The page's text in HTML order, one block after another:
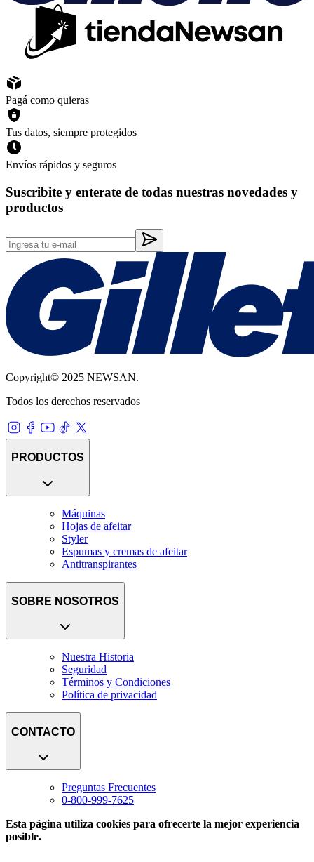
Pagá como quieras
Tus datos, siempre protegidos
Envíos rápidos y seguros
Suscribite y enterate de todas nuestras novedades y
productos
Copyright© 2025 NEWSAN.
Todos los derechos reservados
PRODUCTOS
Máquinas
Hojas de afeitar
Styler
Espumas y cremas de afeitar
Antitranspirantes
SOBRE NOSOTROS
Nuestra Historia
Seguridad
Términos y Condiciones
Política de privacidad
CONTACTO
Preguntas Frecuentes
0-800-999-7625
Esta página utiliza cookies para ofrecerte la mejor experiencia
posible.